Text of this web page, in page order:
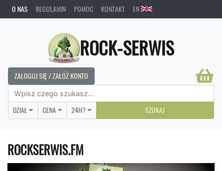
O NAS REGULAMIN POMOC KONTAKT EN
ROCK-SERWIS
ZALOGUJ SIĘ / ZAŁÓŻ KONTO
DZIAŁ CENA 24H? SZUKAJ
ROCKSERWIS.FM